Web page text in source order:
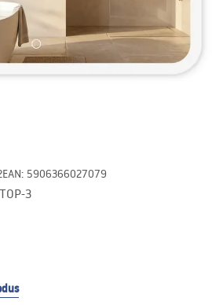
EAN: 5906366027079
3